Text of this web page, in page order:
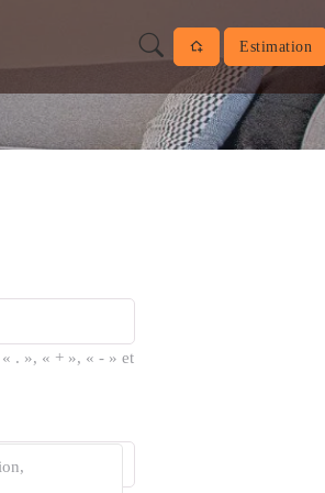
Estimation
. », « + », « - » et